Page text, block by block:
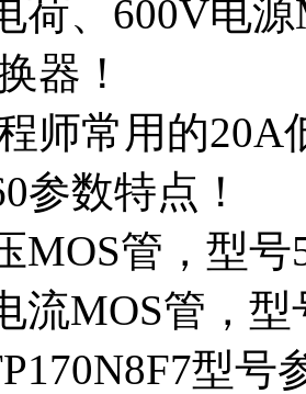
荷、600V电
器！
师常用的20A
参数特点！
MOS管，型
流MOS管，
型